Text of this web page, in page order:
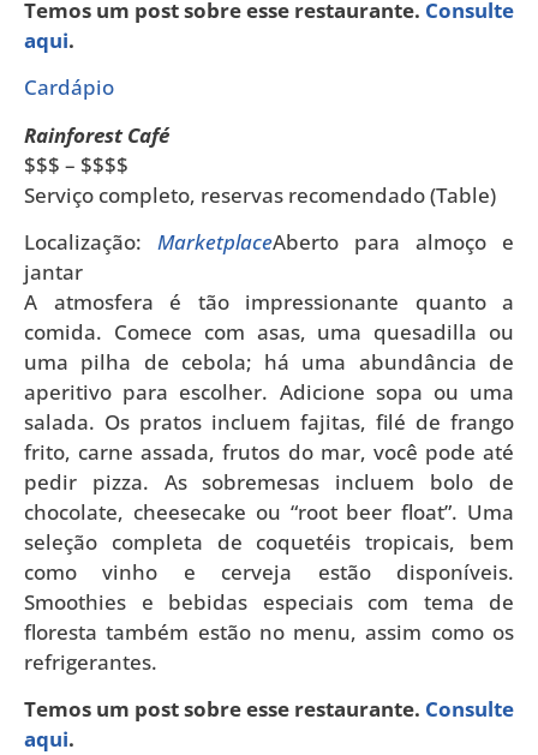
Temos um post sobre esse restaurante. Consulte
aqui.
Cardápio
Rainforest Café
$$$ – $$$$
Serviço completo, reservas recomendado (Table)
Localização: MarketplaceAberto para almoço e
jantar
A atmosfera é tão impressionante quanto a
comida. Comece com asas, uma quesadilla ou
uma pilha de cebola; há uma abundância de
aperitivo para escolher. Adicione sopa ou uma
salada. Os pratos incluem fajitas, filé de frango
frito, carne assada, frutos do mar, você pode até
pedir pizza. As sobremesas incluem bolo de
chocolate, cheesecake ou “root beer float”. Uma
seleção completa de coquetéis tropicais, bem
como vinho e cerveja estão disponíveis.
Smoothies e bebidas especiais com tema de
floresta também estão no menu, assim como os
refrigerantes.
Temos um post sobre esse restaurante. Consulte
aqui.